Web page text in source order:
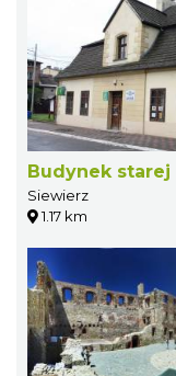
Budynek
Siewierz
1.17 km